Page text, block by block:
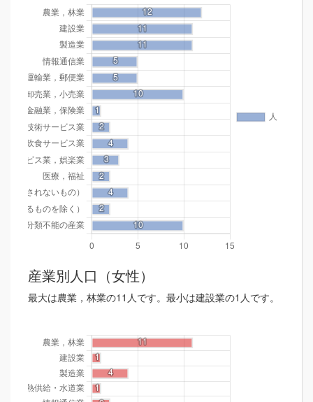
産業別人口（女性）
最大は農業，林業の11人です。最小は建設業の1人です。